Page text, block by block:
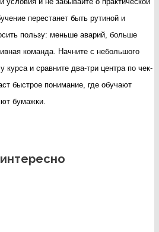
перестанет быть рутиной и
пользу: меньше аварий, больше
команда. Начните с небольшого
и сравните два-три центра по чек-
быстрое понимание, где обучают
бумажки.